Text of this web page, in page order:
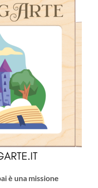
è una missione